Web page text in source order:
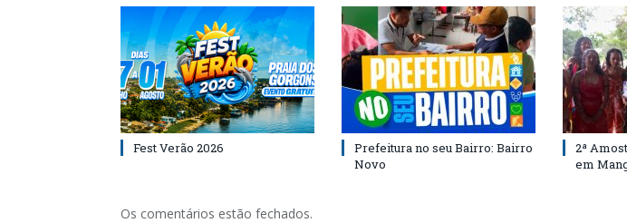
Fest Verão 2026
Prefeitura no seu Bairro: Bairro
Novo
2ª
em
Os comentários estão fechados.